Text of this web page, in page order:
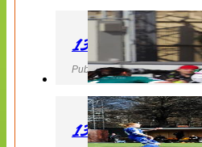
130427 IF
Publicerad 27 April 2013,
130427 LdB FC